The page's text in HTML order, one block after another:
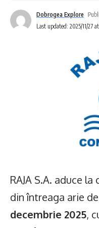
Last updated: 2025/11/27
Dobrogea Explore
RAJA S.A. aduce
din întreaga arie
decembrie 2025,